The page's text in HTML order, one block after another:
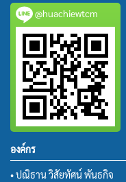
@huachiewtcm
องค์กร
• ปณิธาน วิสัยทัศน์ พันธกิจ